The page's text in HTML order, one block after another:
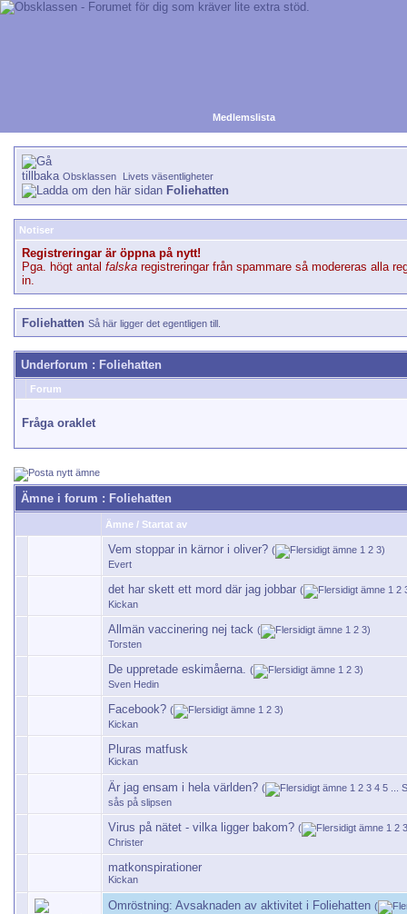
Medlemslista
Obsklassen Livets väsentligheter
Foliehatten
Notiser
Registreringar är öppna på nytt!
Pga. högt antal falska registreringar från spammare så modereras alla
in.
Foliehatten Så här ligger det egentligen till.
Underforum : Foliehatten
Forum
Fråga oraklet
Ämne i forum : Foliehatten
Ämne / Startat av
Vem stoppar in kärnor i oliver? ( 1 2 3)
Evert
det har skett ett mord där jag jobbar ( 1 2
Kickan
Allmän vaccinering nej tack ( 1 2 3)
Torsten
De uppretade eskimåerna. ( 1 2 3)
Sven Hedin
Facebook? ( 1 2 3)
Kickan
Pluras matfusk
Kickan
Är jag ensam i hela världen? ( 1 2 3 4 5
sås på slipsen
Virus på nätet - vilka ligger bakom? ( 1 2 3
Christer
matkonspirationer
Kickan
Omröstning: Avsaknaden av aktivitet i Foliehatten (